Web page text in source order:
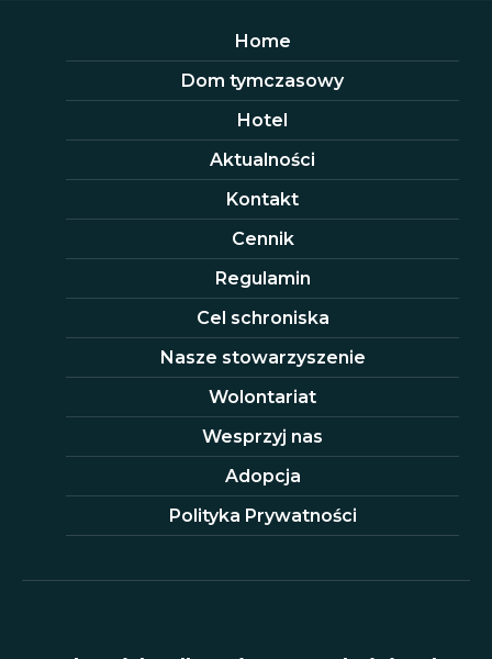
Home
Dom tymczasowy
Hotel
Aktualności
Kontakt
Cennik
Regulamin
Cel schroniska
Nasze stowarzyszenie
Wolontariat
Wesprzyj nas
Adopcja
Polityka Prywatności